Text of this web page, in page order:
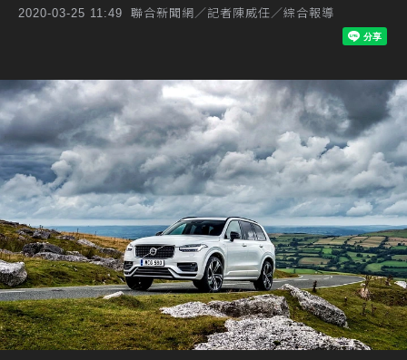
2020-03-25 11:49 聯合新聞網／記者陳威任／綜合報導